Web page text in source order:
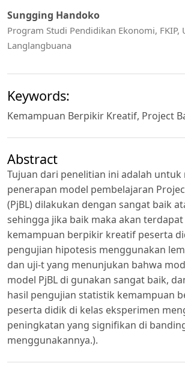
Sungging Handoko
Program Studi Pendidikan Ekonomi, FKIP,
Langlangbuana
Keywords:
Kemampuan Berpikir Kreatif, Project
Abstract
Tujuan dari penelitian ini adalah untuk
penerapan model pembelajaran
(PjBL) dilakukan dengan sangat baik
sehingga jika baik maka akan
kemampuan berpikir kreatif peserta
pengujian hipotesis menggunakan
dan uji-t yang menunjukan bahwa
model PjBL di gunakan sangat baik,
hasil pengujian statistik kemampuan
peserta didik di kelas eksperimen
peningkatan yang signifikan di
menggunakannya.).